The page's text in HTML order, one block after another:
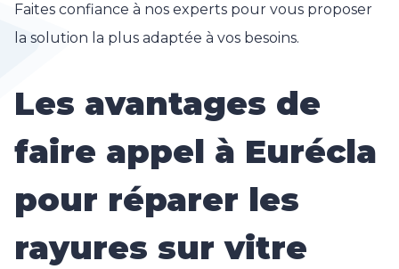
Faites confiance à nos experts pour vous proposer
la solution la plus adaptée à vos besoins.
Les avantages de
faire appel à Eurécla
pour réparer les
rayures sur vitre